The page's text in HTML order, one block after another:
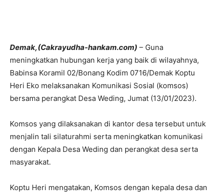
Demak,(Cakrayudha-hankam.com) – Guna
meningkatkan hubungan kerja yang baik di wilayahnya,
Babinsa Koramil 02/Bonang Kodim 0716/Demak Koptu
Heri Eko melaksanakan Komunikasi Sosial (komsos)
bersama perangkat Desa Weding, Jumat (13/01/2023).
Komsos yang dilaksanakan di kantor desa tersebut untuk
menjalin tali silaturahmi serta meningkatkan komunikasi
dengan Kepala Desa Weding dan perangkat desa serta
masyarakat.
Koptu Heri mengatakan, Komsos dengan kepala desa dan